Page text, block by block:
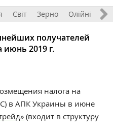
Світ Зерно Олійні
получателей
2019 г.
налога на
в АПК Украины в июне
(входит в структуру